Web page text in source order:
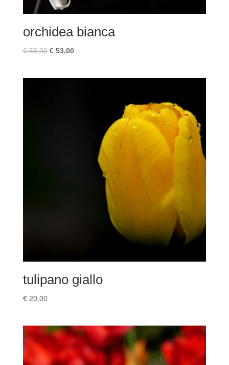
orchidea bianca
€55,00 €53,00
tulipano giallo
€20,00